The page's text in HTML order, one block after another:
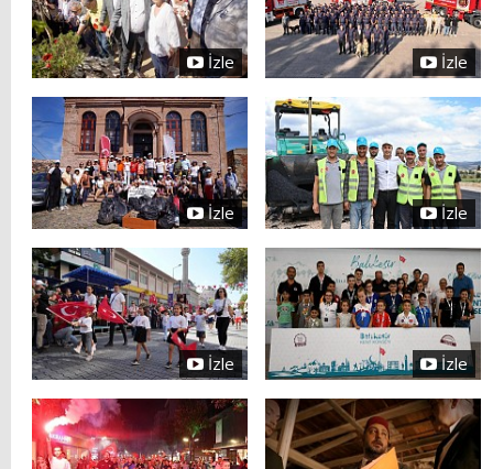
İzle İzle
İzle İzle
İzle İzle